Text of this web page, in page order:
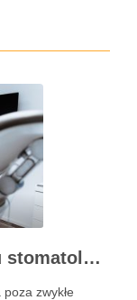
dlaczego regularne wizyty u stomatologa są kluczowe dla zdrowia jamy ustnej?
zwykłe